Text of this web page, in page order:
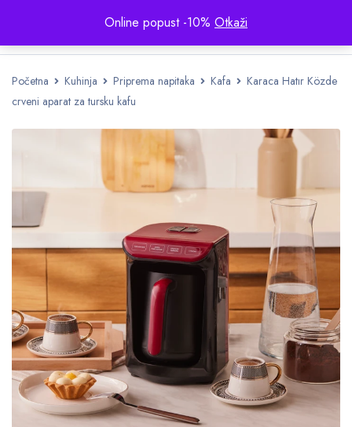
Online popust -10% Otkaži
Početna Kuhinja Priprema napitaka Kafa
Karaca Hatır Közde
crveni aparat za tursku kafu